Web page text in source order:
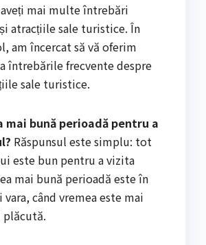
mai multe întrebări
atracțiile sale turistice. În
am încercat să vă oferim
întrebările frecvente despre
sale turistice.
mai bună perioadă pentru a
Răspunsul este simplu: tot
este bun pentru a vizita
mai bună perioadă este în
vara, când vremea este mai
plăcută.